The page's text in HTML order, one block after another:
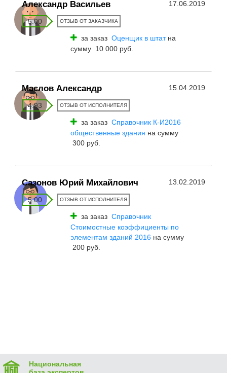
Александр Васильев 17.06.2019
5.00 ОТЗЫВ ОТ ЗАКАЗЧИКА
за заказ Оценщик в штатна
сумму 10 000 руб.
Маслов Александр 15.04.2019
4.93 ОТЗЫВ ОТ ИСПОЛНИТЕЛЯ
за заказ Справочник К-И2016
общественные здания на сумму
300 руб.
Сазонов Юрий Михайлович 13.02.2019
5.00 ОТЗЫВ ОТ ИСПОЛНИТЕЛЯ
за заказ Справочник
Стоимостные коэффициенты по
элементам зданий 2016 на сумму
200 руб.
Национальная